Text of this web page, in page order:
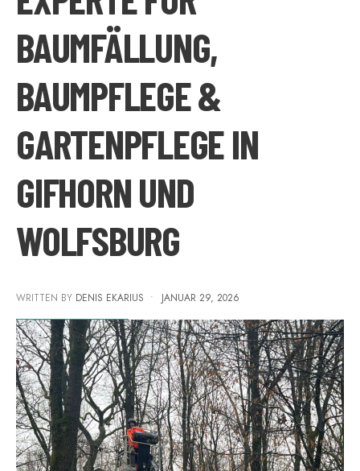
BAUMFÄLLUNG,
BAUMPFLEGE &
GARTENPFLEGE IN
GIFHORN UND
WOLFSBURG
WRITTEN BY DENIS EKARIUS • JANUAR 29, 2026